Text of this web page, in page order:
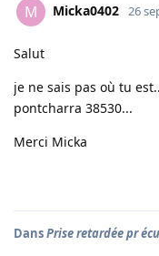
M Micka0402 26
Salut
je ne sais pas où tu
pontcharra 38530...
Merci Micka
DansPrise retardée pr